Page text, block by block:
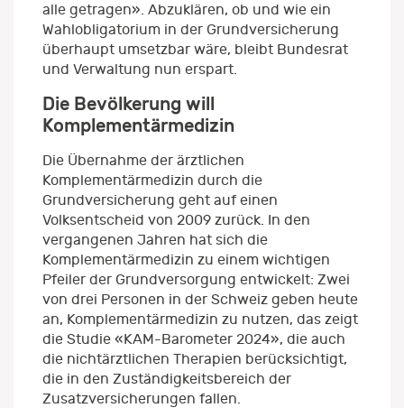
alle getragen». Abzuklären, ob und wie ein
Wahlobligatorium in der Grundversicherung
überhaupt umsetzbar wäre, bleibt Bundesrat
und Verwaltung nun erspart.
Die Bevölkerung will
Komplementärmedizin
Die Übernahme der ärztlichen
Komplementärmedizin durch die
Grundversicherung geht auf einen
Volksentscheid von 2009 zurück. In den
vergangenen Jahren hat sich die
Komplementärmedizin zu einem wichtigen
Pfeiler der Grundversorgung entwickelt: Zwei
von drei Personen in der Schweiz geben heute
an, Komplementärmedizin zu nutzen, das zeigt
die Studie «KAM-Barometer 2024», die auch
die nichtärztlichen Therapien berücksichtigt,
die in den Zuständigkeitsbereich der
Zusatzversicherungen fallen.